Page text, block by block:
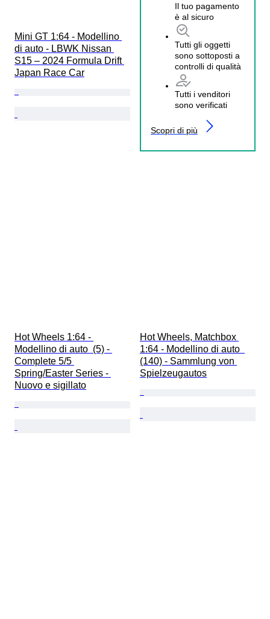
Il tuo pagamento
è al sicuro
Tutti gli oggetti
sono sottoposti a
controlli di qualità
Tutti i venditori
sono verificati
Scopri di più
Mini GT 1:64 - Modellino
di auto - LBWK Nissan
S15 – 2024 Formula Drift
Japan Race Car
Hot Wheels 1:64 -
Modellino di auto  (5) -
Complete 5/5
Spring/Easter Series -
Nuovo e sigillato
Hot Wheels, Matchbox
1:64 - Modellino di auto
(140) - Sammlung von
Spielzeugautos